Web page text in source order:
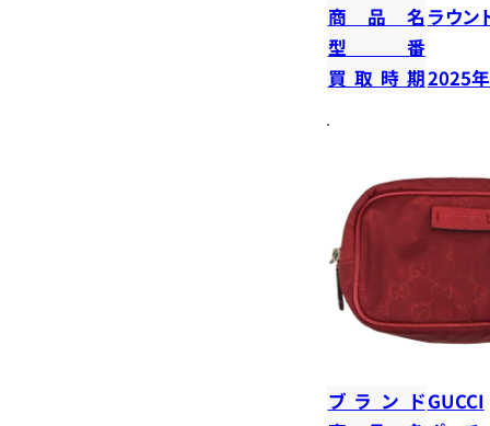
商品名 ラウン
型番
買取時期2025
ブランドGUCCI